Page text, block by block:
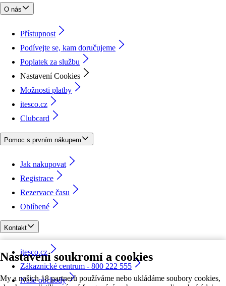
Nastavení soukromí a cookies
My a našich 18 partnerů používáme nebo ukládáme soubory cookies,
O nás
Přístupnost
Podívejte se, kam doručujeme
Poplatek za službu
Nastavení Cookies
Možnosti platby
itesco.cz
Clubcard
Pomoc s prvním nákupem
Jak nakupovat
Registrace
Rezervace času
Oblíbené
Kontakt
itesco.cz
Zákaznické centrum - 800 222 555
Naše obchody